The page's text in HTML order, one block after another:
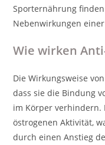
Sporternährung
Nebenwirkungen
Wie wirken
Die Wirkungsweise
dass sie die Bindung
im Körper
östrogenen Aktivität,
durch einen Anstieg